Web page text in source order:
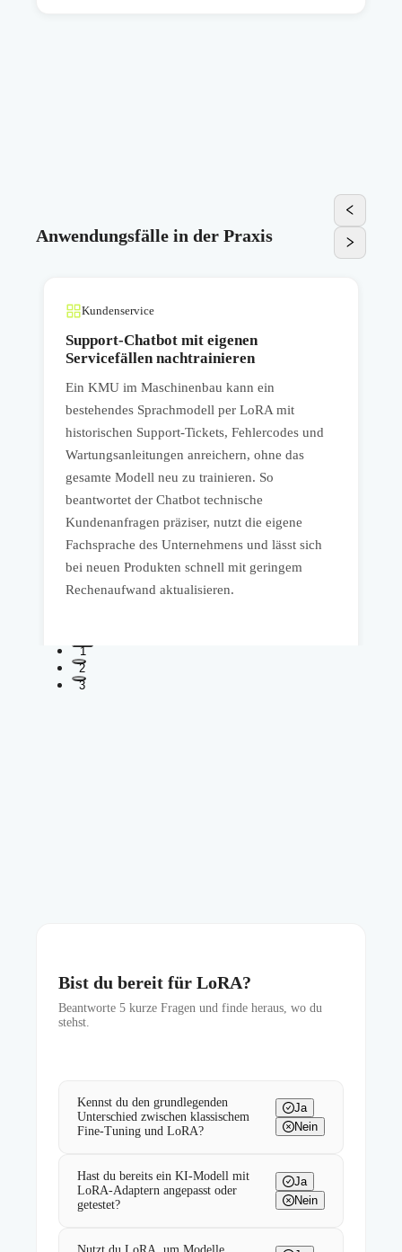
Anwendungsfälle in der Praxis
Kundenservice
Support-Chatbot mit eigenen
Servicefällen nachtrainieren
Ein KMU im Maschinenbau kann ein
bestehendes Sprachmodell per LoRA mit
historischen Support-Tickets, Fehlercodes und
Wartungsanleitungen anreichern, ohne das
gesamte Modell neu zu trainieren. So
beantwortet der Chatbot technische
Kundenanfragen präziser, nutzt die eigene
Fachsprache des Unternehmens und lässt sich
bei neuen Produkten schnell mit geringem
Rechenaufwand aktualisieren.
1
2
3
Bist du bereit für LoRA?
Beantworte 5 kurze Fragen und finde heraus, wo du
stehst.
Kennst du den grundlegenden
Unterschied zwischen klassischem
Fine-Tuning und LoRA?
Ja
Nein
Hast du bereits ein KI-Modell mit
LoRA-Adaptern angepasst oder
getestet?
Ja
Nein